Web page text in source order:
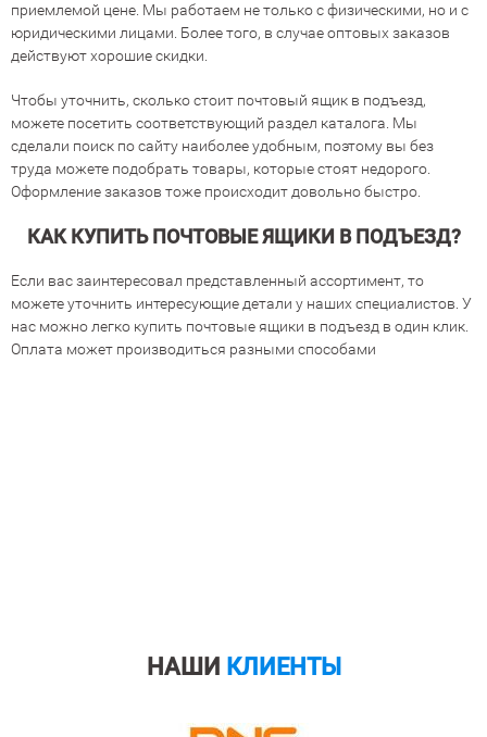
приемлемой цене. Мы работаем не только с физическими, но и с
юридическими лицами. Более того, в случае оптовых заказов
действуют хорошие скидки.
Чтобы уточнить, сколько стоит почтовый ящик в подъезд,
можете посетить соответствующий раздел каталога. Мы
сделали поиск по сайту наиболее удобным, поэтому вы без
труда можете подобрать товары, которые стоят недорого.
Оформление заказов тоже происходит довольно быстро.
КАК КУПИТЬ ПОЧТОВЫЕ ЯЩИКИ В ПОДЪЕЗД?
Если вас заинтересовал представленный ассортимент, то
можете уточнить интересующие детали у наших специалистов. У
нас можно легко купить почтовые ящики в подъезд в один клик.
Оплата может производиться разными способами
НАШИ КЛИЕНТЫ